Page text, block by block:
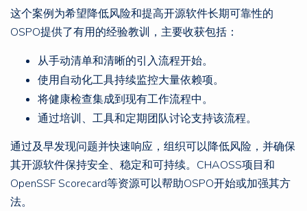
这个案例为希望降低风险和提高开源软件长期可靠性的
OSPO提供了有用的经验教训，主要收获包括：
从手动清单和清晰的引入流程开始。
使用自动化工具持续监控大量依赖项。
将健康检查集成到现有工作流程中。
通过培训、工具和定期团队讨论支持该流程。
通过及早发现问题并快速响应，组织可以降低风险，并确保
其开源软件保持安全、稳定和可持续。CHAOSS项目和
OpenSSF Scorecard等资源可以帮助OSPO开始或加强其方
法。